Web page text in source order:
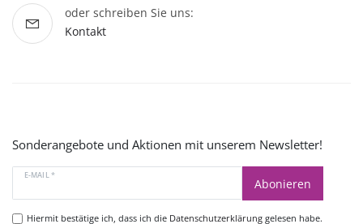
oder schreiben Sie uns:
Kontakt
Sonderangebote und Aktionen mit unserem Newsletter!
E-MAIL *
Abonieren
Hiermit bestätige ich, dass ich die Datenschutzerklärunggelesen habe.